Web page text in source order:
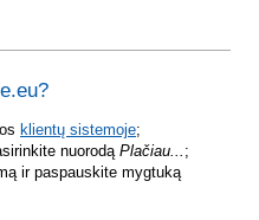
klientų sistemoje;
nuorodąPlačiau... ;
ir paspauskite mygtuką